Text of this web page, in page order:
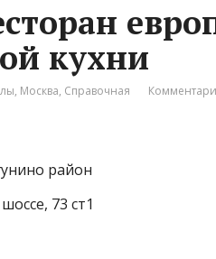
кухни
, Москва, Справочная
район
73 ст1